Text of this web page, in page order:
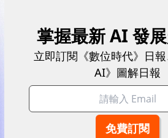
日報及社群活動訊息
左右，但平均價格則受惠產品
掌握最新 AI 發
立即訂閱《數位時代》日
AI》圖解日報